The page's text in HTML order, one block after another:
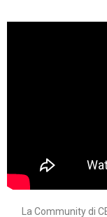
La Community di